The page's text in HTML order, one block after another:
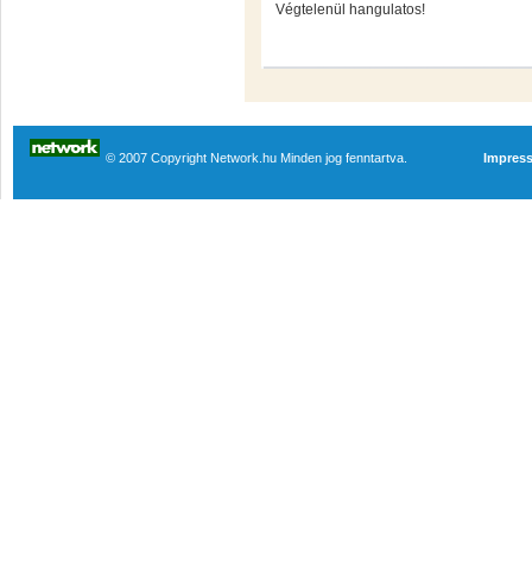
Végtelenül hangulatos!
© 2007 Copyright Network.hu Minden jog fenntartva.